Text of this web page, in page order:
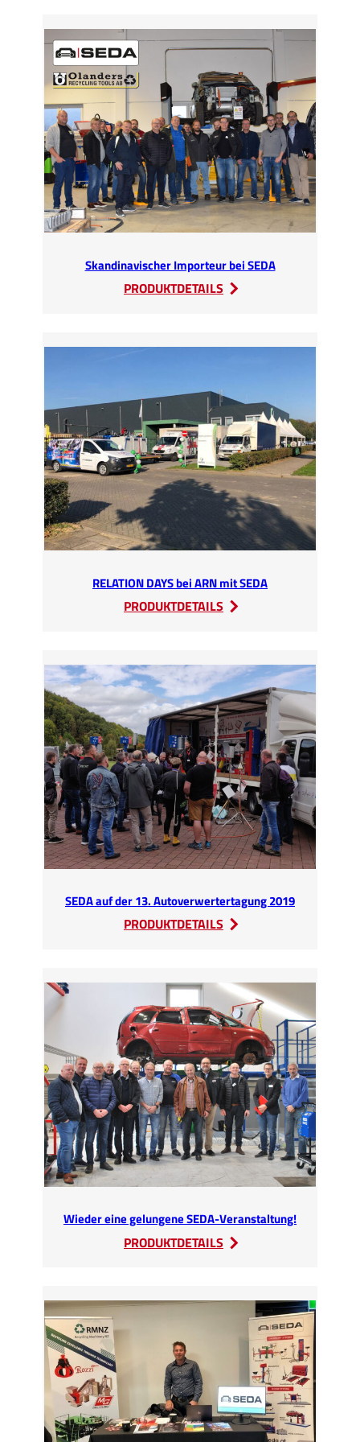
abgesagt
Skandinavischer Importeur bei SEDA
PRODUKTDETAILS
:
bei
RELATION DAYS bei ARN mit SEDA
PRODUKTDETAILS
:
bei
ARN
mit
SEDA
SEDA auf der 13. Autoverwertertagung 2019
PRODUKTDETAILS
:
der
13.
Autoverwertertagung
2019
Wieder eine gelungene SEDA-Veranstaltung!
PRODUKTDETAILS
:
gelungene
SEDA-
Veranstaltung!